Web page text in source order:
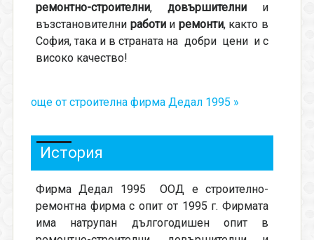
ремонтно-строителни, довършителни и
възстановителни работии ремонти, както в
София, така и в страната на добри цени и с
високо качество!
още от строителна фирма Дедал 1995 »
История
Фирма Дедал 1995
ООД е строително-
ремонтна фирма с опит от 1995 г. Фирмата
има натрупан дългогодишен опит в